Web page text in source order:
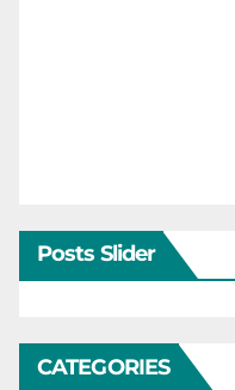
Posts Slider
CATEGORIES